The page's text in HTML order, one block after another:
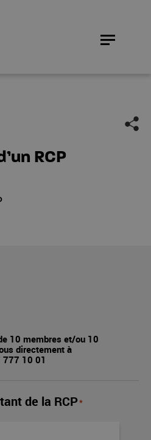
RCP
10 membres et/ou 10
directement à
777 10 01
de la RCP*